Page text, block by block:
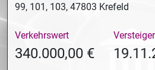
99, 101, 103, 47803 Krefeld
Verkehrswert
340.000,00 €